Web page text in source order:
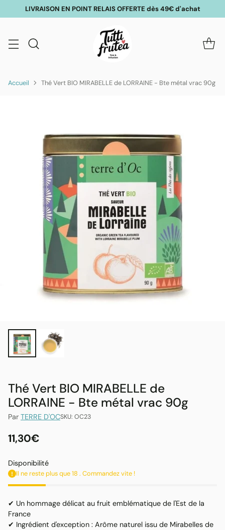
LIVRAISON EN POINT RELAIS OFFERTE dès 49€ d'achat
Accueil Thé Vert BIO MIRABELLE de LORRAINE - Bte métal vrac 90g
Thé Vert BIO MIRABELLE de
LORRAINE - Bte métal vrac 90g
Par TERRE D'OCSKU: OC23
Prix
habituel
11,30€
Disponibilité
Il ne reste plus que 18 . Commandez vite !
✔ Un hommage délicat au fruit emblématique de l'Est de la
France
✔ Ingrédient d'exception : Arôme naturel issu de Mirabelles de